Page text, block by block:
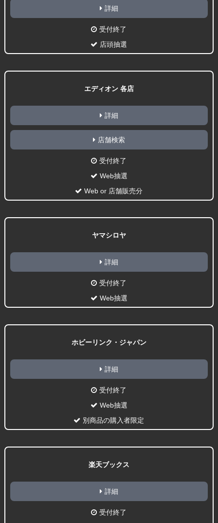
詳細
受付終了
店頭抽選
エディオン 各店
詳細
店舗検索
受付終了
Web抽選
Web or 店舗販売分
ヤマシロヤ
詳細
受付終了
Web抽選
ホビーリンク・ジャパン
詳細
受付終了
Web抽選
別商品の購入者限定
楽天ブックス
詳細
受付終了